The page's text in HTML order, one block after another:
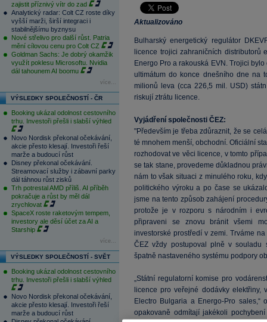
zajistit příznivý vítr do zad
Analytický radar: Colt CZ roste díky
vyšší marži, širší integraci i
stabilnějšímu byznysu
Nové střelivo pro další růst. Patria
mění cílovou cenu pro Colt CZ
Goldman Sachs: Je dobrý okamžik
využít poklesu Microsoftu. Nvidia
dál tahounem AI boomu
více...
VÝSLEDKY SPOLEČNOSTÍ - ČR
Booking ukázal odolnost cestovního
trhu. Investoři přešli i slabší výhled
Novo Nordisk překonal očekávání,
akcie přesto klesají. Investoři řeší
marže a budoucí růst
Disney překonal očekávání.
Streamovací služby i zábavní parky
dál táhnou růst zisků
Trh potrestal AMD příliš. AI příběh
pokračuje a růst by měl dál
zrychlovat
SpaceX roste raketovým tempem,
investory ale děsí účet za AI a
Starship
více...
VÝSLEDKY SPOLEČNOSTÍ - SVĚT
Booking ukázal odolnost cestovního
trhu. Investoři přešli i slabší výhled
Novo Nordisk překonal očekávání,
akcie přesto klesají. Investoři řeší
marže a budoucí růst
Aktualizováno
Bulharský energetický regulátor
licence trojici zahraničních
Energo Pro a rakouská EVN. Trojici
ultimátum do konce dnešního dne na
milionů leva (cca 226,5 mil. USD)
riskují ztrátu licence.
Vyjádření společnosti ČEZ:
"Především je třeba zdůraznit, že se
té mnohem menší, obchodní. Oficiální
rozhodovat ve věci licence, v tomto
se tak stane, provedeme důkladnou
nám to však situaci z minulého roku,
politického výroku a po čase se
jsme na tento způsob zahájení
protože je v rozporu s národním i
připraveni se znovu bránit všemi
investorské prostředí v zemi. Trváme
ČEZ vždy postupoval plně v souladu
špatně nastaveného systému podpory
„Státní regulatorní komise pro
licence pro veřejné dodávky elektřiny,
Electro Bulgaria a Energo-Pro sales,“
opakovaně odmítají jakékoli